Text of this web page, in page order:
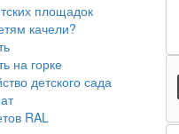
площадок
качели?
на горке
детского сада
RAL